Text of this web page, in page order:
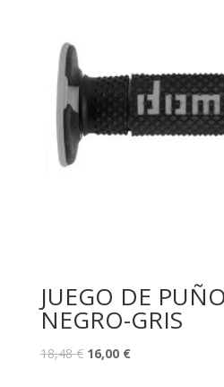
JUEGO DE
NEGRO-GRIS
18,48€ 16,00 €